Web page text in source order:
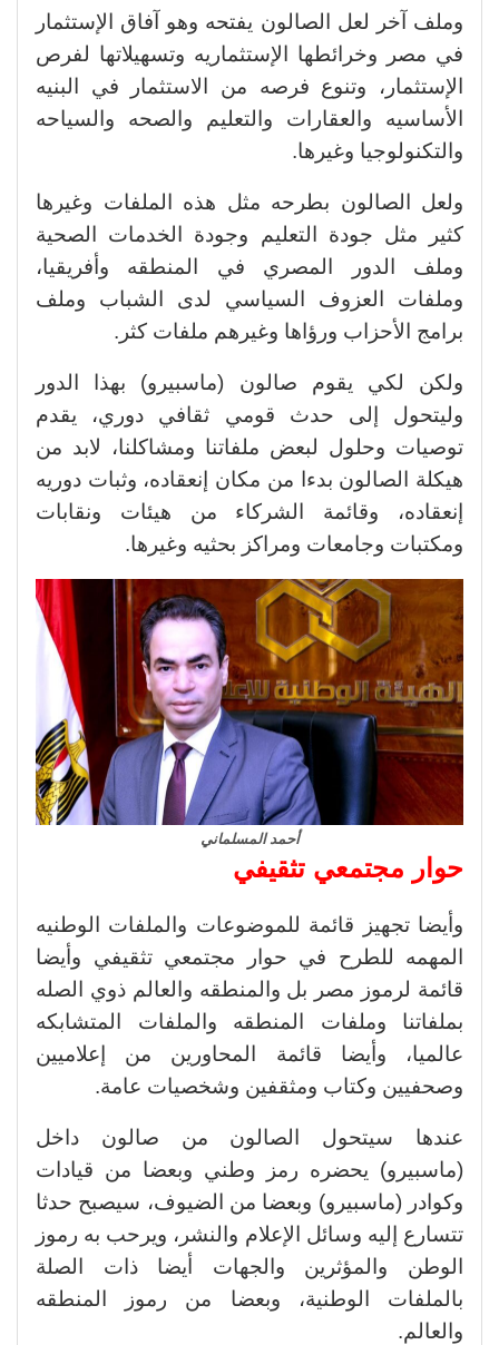
وملف آخر لعل الصالون يفتحه وهو آفاق الإستثمار
في مصر وخرائطها الإستثماريه وتسهيلاتها لفرص
الإستثمار، وتنوع فرصه من الاستثمار في البنيه
الأساسيه والعقارات والتعليم والصحه والسياحه
والتكنولوجيا وغيرها.
ولعل الصالون بطرحه مثل هذه الملفات وغيرها
كثير مثل جودة التعليم وجودة الخدمات الصحية
وملف الدور المصري في المنطقه وأفريقيا،
وملفات العزوف السياسي لدى الشباب وملف
برامج الأحزاب ورؤاها وغيرهم ملفات كثر.
ولكن لكي يقوم صالون (ماسبيرو) بهذا الدور
وليتحول إلى حدث قومي ثقافي دوري، يقدم
توصيات وحلول لبعض ملفاتنا ومشاكلنا، لابد من
هيكلة الصالون بدءا من مكان إنعقاده، وثبات دوريه
إنعقاده، وقائمة الشركاء من هيئات ونقابات
ومكتبات وجامعات ومراكز بحثيه وغيرها.
أحمد المسلماني
حوار مجتمعي تثقيفي
وأيضا تجهيز قائمة للموضوعات والملفات الوطنيه
المهمه للطرح في حوار مجتمعي تثقيفي وأيضا
قائمة لرموز مصر بل والمنطقه والعالم ذوي الصله
بملفاتنا وملفات المنطقه والملفات المتشابكه
عالميا، وأيضا قائمة المحاورين من إعلاميين
وصحفيين وكتاب ومثقفين وشخصيات عامة.
عندها سيتحول الصالون من صالون داخل
(ماسبيرو) يحضره رمز وطني وبعضا من قيادات
وكوادر (ماسبيرو) وبعضا من الضيوف، سيصبح حدثا
تتسارع إليه وسائل الإعلام والنشر، ويرحب به رموز
الوطن والمؤثرين والجهات أيضا ذات الصلة
بالملفات الوطنية، وبعضا من رموز المنطقه
والعالم.